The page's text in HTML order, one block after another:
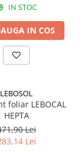
IN STOC
IN COS
LEBOSOL
foliar LEBOCAL
HEPTA
Lei
Lei